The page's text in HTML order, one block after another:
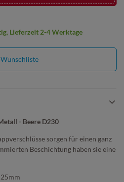
Lieferzeit 2-4 Werktage
Wunschliste
- Beere D230
sorgen für einen ganz
Beschichtung haben sie eine